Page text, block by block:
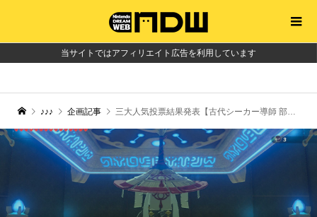
当サイトではアフィリエイト広告を利用しています
♪♪♪ 企画記事 三大人気投票結果発表【古代シーカー導師 部門】（2018年4月号より）